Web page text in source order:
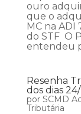
ouro
que o
MC na ADI
do STF O
entendeu
Resenha
dos dias
por SCMD
Tributária